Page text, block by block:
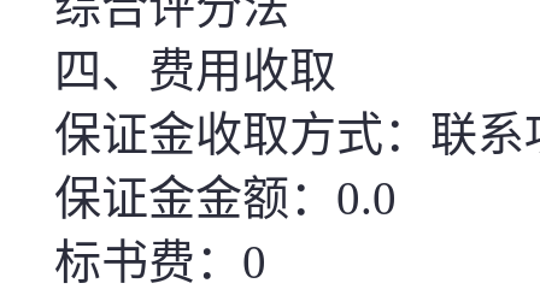
四、费用收取
保证金收取方式：联系
保证金金额：0.0
标书费：0